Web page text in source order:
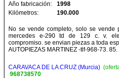
Año fabricación:
1998
Kilómetros:
190.000
No se vende completo, solo se vende
mercedes e-290 td de 129 c. v.
compromiso. se envian piezas a toda
AUTOPIEZAS MARTINEZ -tlf-968-73.
CARAVACA DE LA CRUZ (Murcia)
968738570